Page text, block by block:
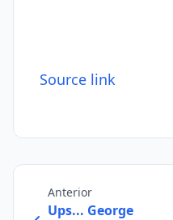
Source link
Anterior
Ups... George